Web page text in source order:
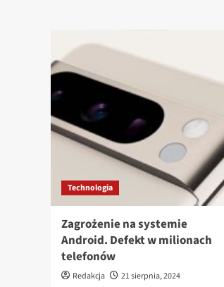
światłowód
nawet
Gb/s
Technologia
Zagrożenie na systemie
Android. Defekt w milionach
telefonów
Redakcja
21 sierpnia, 2024